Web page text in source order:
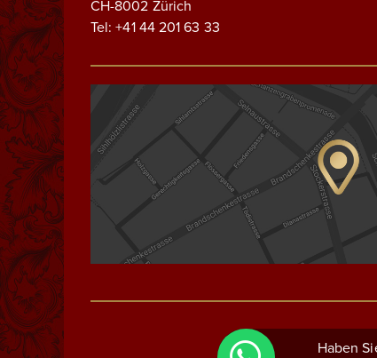
CH-8002 Zürich
Tel: +41 44 201 63 33
Haben